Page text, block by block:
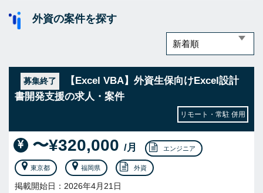
外資の案件を探す
募集終了
【Excel VBA】外資生保向けExcel設計
書開発支援の求人・案件
リモート・常駐 併用
〜¥320,000 /月 エンジニア
東京都 福岡県 外資
掲載開始日：2026年4月21日